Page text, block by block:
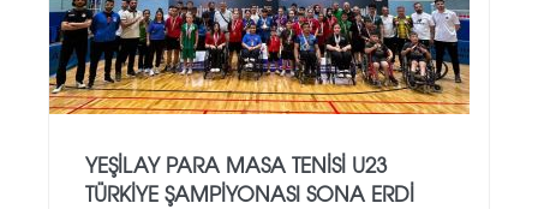
YEŞILAY PARA MASA TENISI U23
TÜRKIYE ŞAMPIYONASI SONA ERDI